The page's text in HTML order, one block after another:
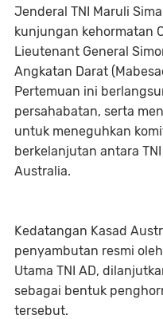
Jenderal TNI Maruli
kunjungan kehormatan
Lieutenant General
Angkatan Darat
Pertemuan ini
persahabatan, serta
untuk meneguhkan
berkelanjutan antara
Australia.
Kedatangan Kasad
penyambutan resmi
Utama TNI AD,
sebagai bentuk
tersebut.